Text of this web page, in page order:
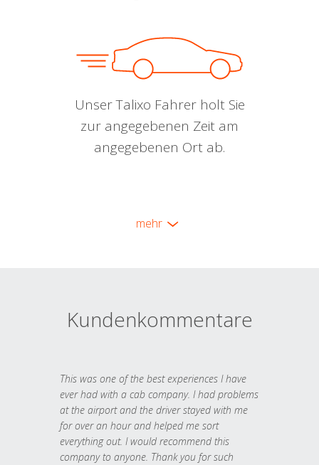
Unser Talixo Fahrer holt Sie
zur angegebenen Zeit am
angegebenen Ort ab.
mehr
Kundenkommentare
This was one of the best experiences I have
ever had with a cab company. I had problems
at the airport and the driver stayed with me
for over an hour and helped me sort
everything out. I would recommend this
company to anyone. Thank you for such